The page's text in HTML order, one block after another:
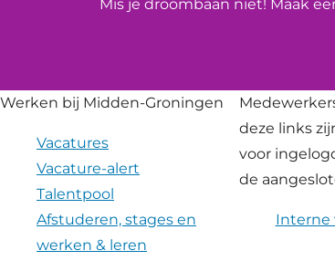
Mis je droombaan niet! Maak
Werken bij Midden-Groningen
Vacatures
Vacature-alert
Talentpool
Afstuderen, stages en
werken & leren
deze links
voor
de
Interne